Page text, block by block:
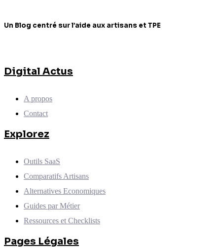
Un Blog centré sur l’aide aux artisans et TPE
Digital Actus
A propos
Contact
Explorez
Outils SaaS
Comparatifs Artisans
Alternatives Economiques
Guides par Métier
Ressources et Checklists
Pages Légales